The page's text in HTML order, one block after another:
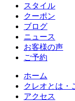
スタイル
クーポン
ブログ
ニュース
お客様の声
ご予約
ホーム
クレオとは・
アクセス